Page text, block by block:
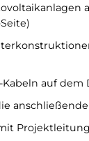
auf dem
anschließende